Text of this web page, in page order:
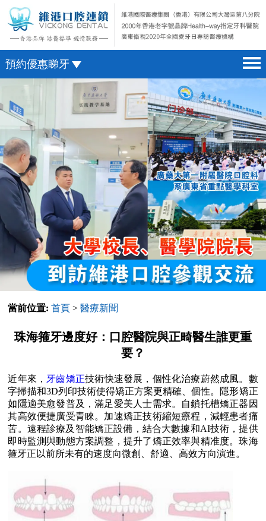
預約優惠睇牙
首頁 home page
醫院簡介 hospital introduction
醫生介紹 doctor introduction
醫療新聞 medical news
種植牙 dental implant
箍牙 orthodontics
收費標準 change standard
預約牙醫 contact us
微信預約
WhatsApp預約
當前位置: 首頁 >醫療新聞
珠海箍牙邊度好：口腔醫院與正畸醫生誰更重
要？
近年來， 牙齒矯正技術快速發展，個性化治療蔚然成風。數
字掃描和3D列印技術使得矯正方案更精確、個性。隱形矯正
如隱適美愈發普及，滿足愛美人士需求。自鎖托槽矯正器因
其高效便捷廣受青睞。加速矯正技術縮短療程，減輕患者痛
苦。遠程診療及智能矯正設備，結合大數據和AI技術，提供
即時監測與動態方案調整，提升了矯正效率與精准度。珠海
箍牙正以前所未有的速度向微創、舒適、高效方向演進。